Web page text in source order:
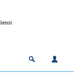
Open